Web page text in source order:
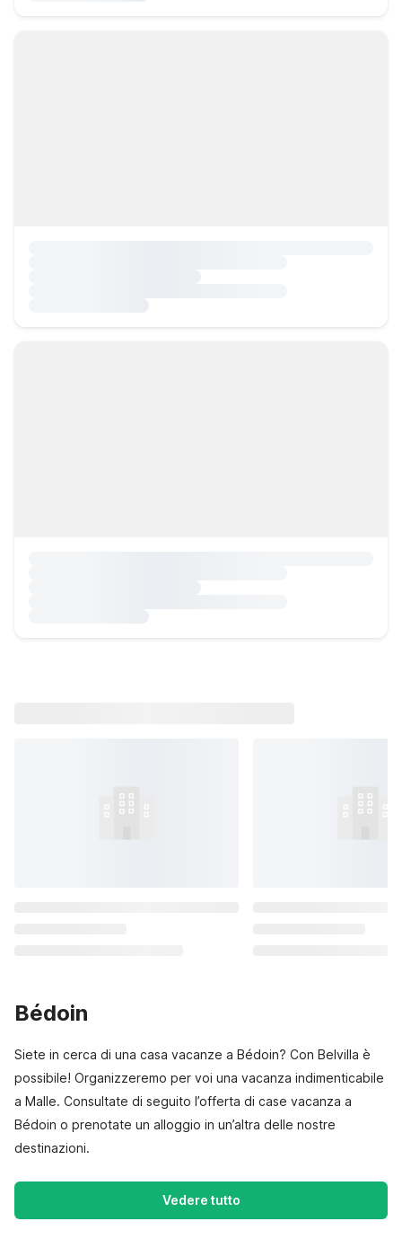
Bédoin
Siete in cerca di una casa vacanze a Bédoin? Con Belvilla è
possibile! Organizzeremo per voi una vacanza indimenticabile
a Malle. Consultate di seguito l’offerta di case vacanza a
Bédoin o prenotate un alloggio in un’altra delle nostre
destinazioni.
Vedere tutto